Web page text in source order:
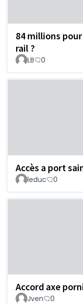
84 millions
rail ?
LB 0
Accès a port
leduc 0
Accord axe
Jven 0